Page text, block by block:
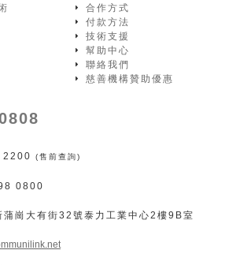
合作方式
付款方法
技術支援
幫助中心
聯絡我們
慈善機構贊助優惠
2200 (售前查詢)
0800
蒲崗大有街32號泰力工業中心2樓9B室